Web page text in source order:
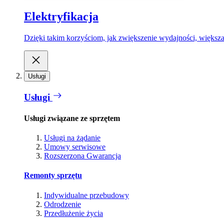
Elektryfikacja
Dzięki takim korzyściom, jak zwiększenie wydajności,
Usługi
Usługi
Usługi związane ze sprzętem
Usługi na żądanie
Umowy serwisowe
Rozszerzona Gwarancja
Remonty sprzętu
Indywidualne przebudowy
Odrodzenie
Przedłużenie życia